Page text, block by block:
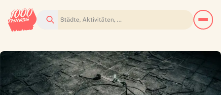
Suchen